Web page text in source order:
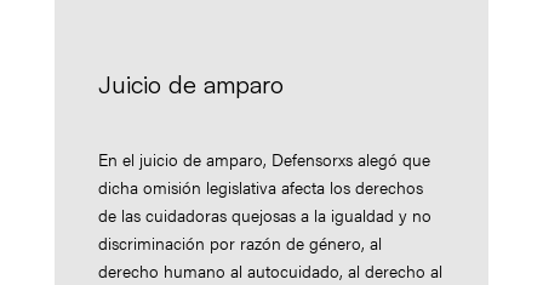
Juicio de amparo
En el juicio de amparo, Defensorxs alegó que
dicha omisión legislativa afecta los derechos
de las cuidadoras quejosas a la igualdad y no
discriminación por razón de género, al
derecho humano al autocuidado, al derecho al